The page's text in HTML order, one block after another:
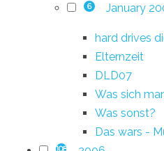
6 January
hard drives
Elternzeit
DLD07
Was sich
Was sonst?
Das wars -
108